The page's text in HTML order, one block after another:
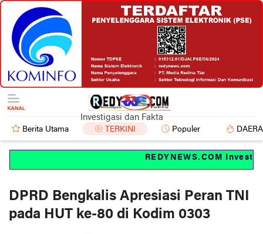
Investigasi dan Fakta
Berita Utama TERKINI Populer
REDYNEWS.COM
DPRD Bengkalis Apresiasi Peran TNI
pada HUT ke-80 di Kodim 0303